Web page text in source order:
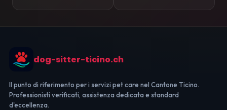
dog-sitter-ticino.ch
Il punto di riferimento per i servizi pet care nel Cantone Ticino.
Professionisti verificati, assistenza dedicata e standard
d'eccellenza.